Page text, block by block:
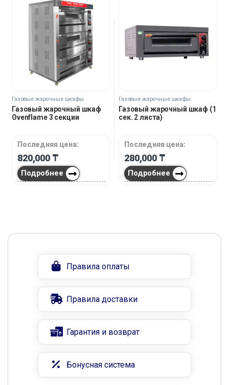
Газовые жарочные шкафы
Газовый жарочный шкаф
Ovenflame 3 секции
Последняя цена:
820,000 ₸
Подробнее
Газовые жарочные шкафы
Газовый жарочный шкаф (1
сек. 2 листа)
Последняя цена:
280,000 ₸
Подробнее
Правила оплаты
Правила доставки
Гарантия и возврат
Бонусная система